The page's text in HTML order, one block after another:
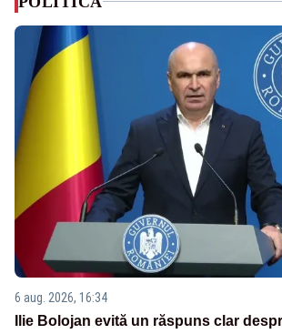
6 aug. 2026, 16:34
Ilie Bolojan evită un răspuns clar